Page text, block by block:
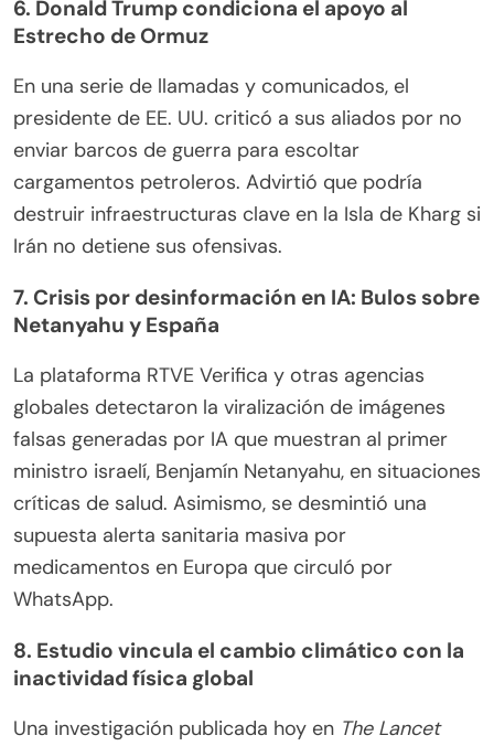
6. Donald Trump condiciona el apoyo al
Estrecho de Ormuz
En una serie de llamadas y comunicados, el
presidente de EE. UU. criticó a sus aliados por no
enviar barcos de guerra para escoltar
cargamentos petroleros. Advirtió que podría
destruir infraestructuras clave en la Isla de Kharg si
Irán no detiene sus ofensivas.
7. Crisis por desinformación en IA: Bulos sobre
Netanyahu y España
La plataforma RTVE Verifica y otras agencias
globales detectaron la viralización de imágenes
falsas generadas por IA que muestran al primer
ministro israelí, Benjamín Netanyahu, en situaciones
críticas de salud. Asimismo, se desmintió una
supuesta alerta sanitaria masiva por
medicamentos en Europa que circuló por
WhatsApp.
8. Estudio vincula el cambio climático con la
inactividad física global
Una investigación publicada hoy en The Lancet